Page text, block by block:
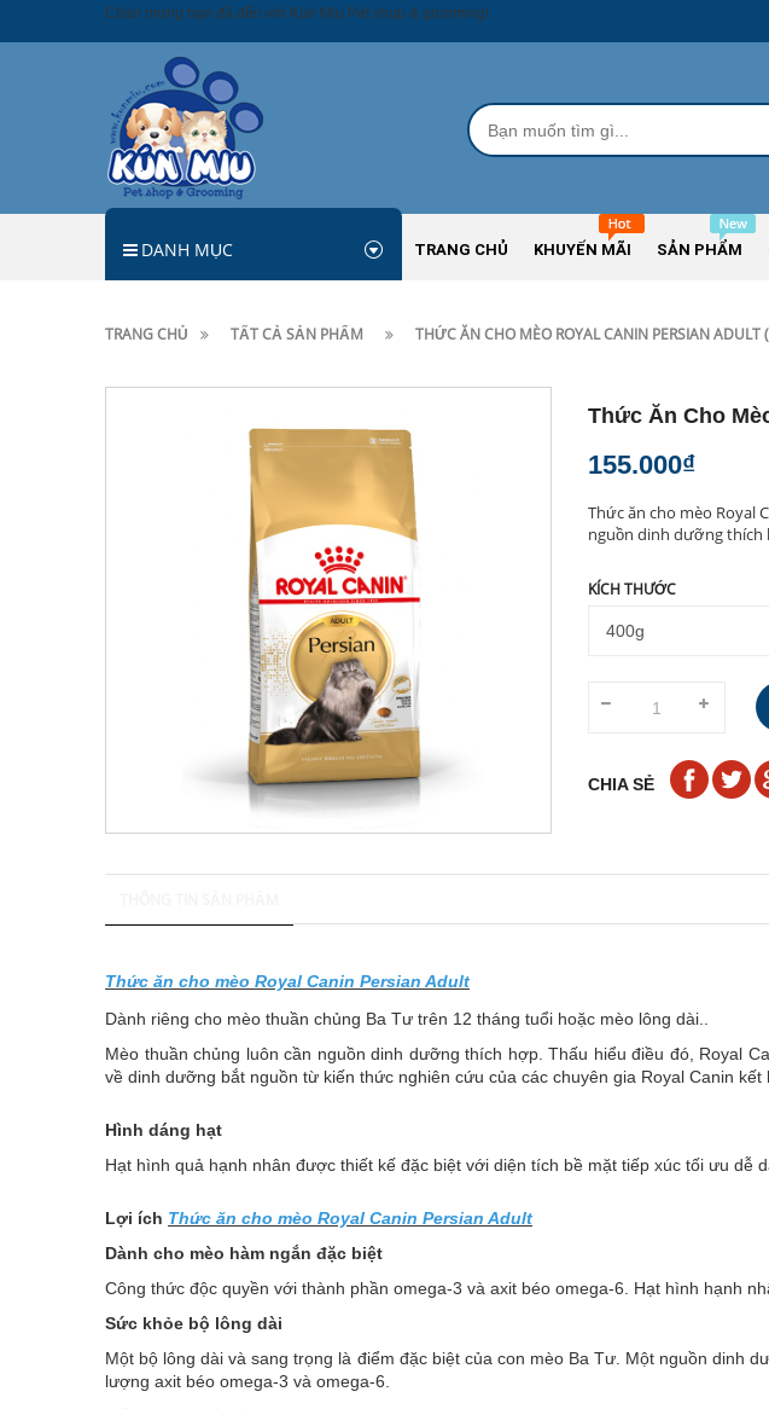
Chào mừng bạn đã đến với Kún Miu Pet shop & grooming!
DANH MỤC TRANG CHỦ KHUYẾN MÃI SẢN PHẨM
TRANG CHỦ TẤT CẢ SẢN PHẨM THỨC ĂN CHO MÈO ROYAL CANIN PERSIAN ADULT
Thức Ăn Cho
155.000₫
Thức ăn cho mèo Royal
nguồn dinh dưỡng thích
KÍCH THƯỚC
CHIA SẺ
Thức ăn cho mèo Royal Canin Persian Adult
Dành riêng cho mèo thuần chủng Ba Tư trên 12 tháng tuổi hoặc mèo lông dài..
Mèo thuần chủng luôn cần nguồn dinh dưỡng thích hợp. Thấu hiểu điều đó, Royal
về dinh dưỡng bắt nguồn từ kiến thức nghiên cứu của các chuyên gia Royal Canin
Hình dáng hạt
Hạt hình quả hạnh nhân được thiết kế đặc biệt với diện tích bề mặt tiếp xúc tối ưu dễ
Lợi ích Thức ăn cho mèo Royal Canin Persian Adult
Dành cho mèo hàm ngắn đặc biệt
Công thức độc quyền với thành phần omega-3 và axit béo omega-6. Hạt hình hạnh
Sức khỏe bộ lông dài
Một bộ lông dài và sang trọng là điểm đặc biệt của con mèo Ba Tư. Một nguồn dinh
lượng axit béo omega-3 và omega-6.